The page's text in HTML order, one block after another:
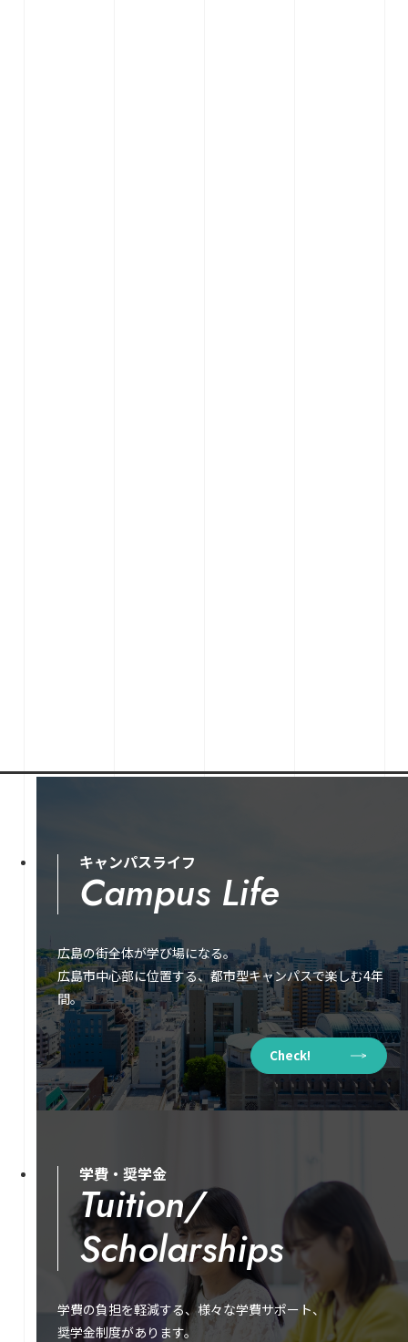
キャンパスライフ
Campus Life
広島の街全体が学び場になる。
広島市中心部に位置する、都市型キャンパスで楽しむ4年
間。
Check!
学費・奨学金
Tuition/
Scholarships
学費の負担を軽減する、様々な学費サポート、
奨学金制度があります。